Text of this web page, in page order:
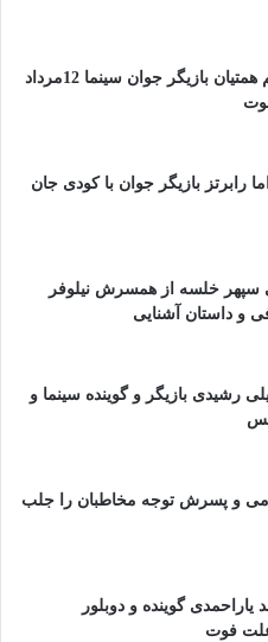
درگذشت مریم همتیان بازیگر جوان سینما 12مرداد
رابرتز بازیگر جوان با کودی جان
سپهر خلسه از همسرش نیلوفر
و داستان آشنایی
رشیدی بازیگر و گوینده سینما و
و پسرش توجه مخاطبان را جلب
گوینده و دوبلور
فوت